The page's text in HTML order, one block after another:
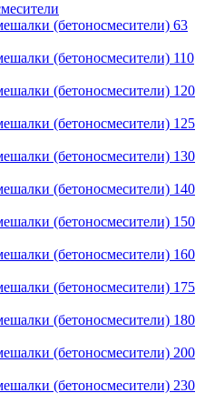
(бетоносмесители) 63
(бетоносмесители) 110
(бетоносмесители) 120
(бетоносмесители) 125
(бетоносмесители) 130
(бетоносмесители) 140
(бетоносмесители) 150
(бетоносмесители) 160
(бетоносмесители) 175
(бетоносмесители) 180
(бетоносмесители) 200
(бетоносмесители) 230